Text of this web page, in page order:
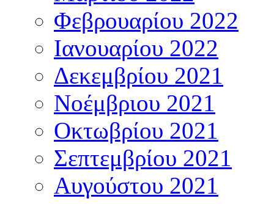
Φεβρουαρίου 2022
Ιανουαρίου 2022
Δεκεμβρίου 2021
Νοέμβριου 2021
Οκτωβρίου 2021
Σεπτεμβρίου 2021
Αυγούστου 2021